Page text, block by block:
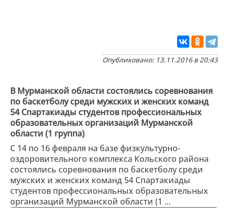
Опубликовано: 13.11.2016 в 20:43
В Мурманской области состоялись соревнования
по баскетболу среди мужских и женских команд
54 Спартакиады студентов профессиональных
образовательных организаций Мурманской
области (1 группа)
С 14 по 16 февраля на базе физкультурно-
оздоровительного комплекса Кольского района
состоялись соревнования по баскетболу среди
мужских и женских команд 54 Спартакиады
студентов профессиональных образовательных
организаций Мурманской области (1 ...